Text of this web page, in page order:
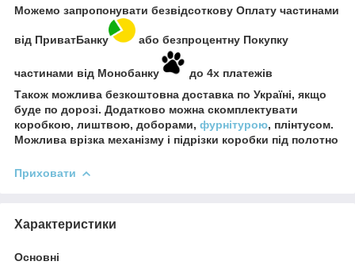
Можемо запропонувати безвідсоткову Оплату частинами
від ПриватБанку або безпроцентну Покупку
частинами від Монобанку
до 4х платежів
Також можлива безкоштовна доставка по Україні, якщо
буде по дорозі. Додатково можна скомплектувати
коробкою, лиштвою, доборами, фурнітурою, плінтусом.
Можлива врізка механізму і підрізки коробки під полотно
Приховати
Характеристики
Основні